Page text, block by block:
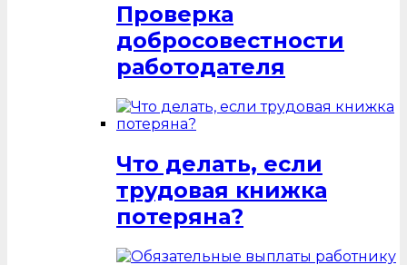
Проверка
добросовестности
работодателя
Что делать, если
трудовая книжка
потеряна?